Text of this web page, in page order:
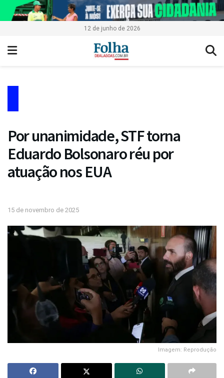
12 de junho de 2026
Por unanimidade, STF torna
Eduardo Bolsonaro réu por
atuação nos EUA
15 de novembro de 2025
Imagem: Reprodução